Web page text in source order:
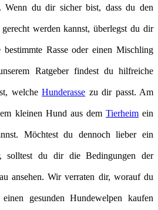
Wenn du dir sicher bist, dass du den
werden kannst, überlegst du dir
Rasse oder einen Mischling
Ratgeber findest du hilfreiche
welcheHunderasse zu dir passt. Am
kleinen Hund aus dem Tierheimein
Möchtest du dennoch lieber ein
solltest du dir die Bedingungen der
ansehen. Wir verraten dir, worauf du
gesunden Hundewelpen kaufen